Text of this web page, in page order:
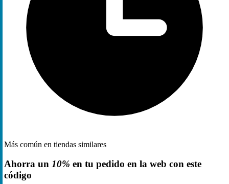
Más común en tiendas similares
Ahorra un 10% en tu pedido en la web con este
código